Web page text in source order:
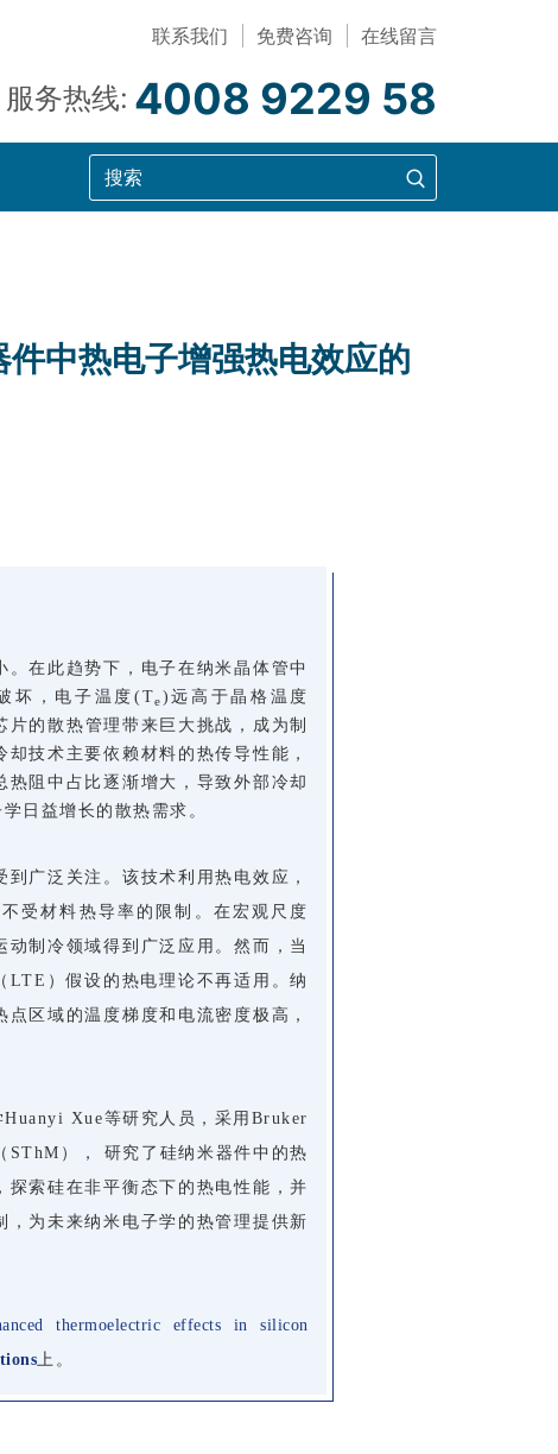
联系我们 免费咨询 在线留言
服务热线: 4008 9229 58
中热电子增强热电效应的
在此趋势下，电子在纳米晶体管中
坏，电子温度(Te)远高于晶格温度
的散热管理带来巨大挑战，成为制
技术主要依赖材料的热传导性能，
阻中占比逐渐增大，导致外部冷却
日益增长的散热需求。
广泛关注。该技术利用热电效应，
受材料热导率的限制。在宏观尺度
制冷领域得到广泛应用。然而，当
LTE）假设的热电理论不再适用。纳
区域的温度梯度和电流密度极高，
Xue等研究人员，采用Bruker
SThM）， 研究了 硅纳米器件中的热
索硅在非平衡态下的热电性能，并
为未来纳米电子学的热管理提供新
thermoelectric effects in silicon
上。